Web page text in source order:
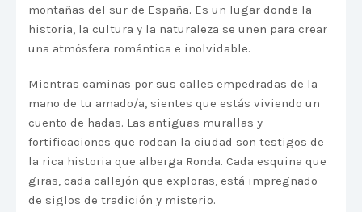
montañas del sur de España. Es un lugar donde la
historia, la cultura y la naturaleza se unen para crear
una atmósfera romántica e inolvidable.
Mientras caminas por sus calles empedradas de la
mano de tu amado/a, sientes que estás viviendo un
cuento de hadas. Las antiguas murallas y
fortificaciones que rodean la ciudad son testigos de
la rica historia que alberga Ronda. Cada esquina que
giras, cada callejón que exploras, está impregnado
de siglos de tradición y misterio.